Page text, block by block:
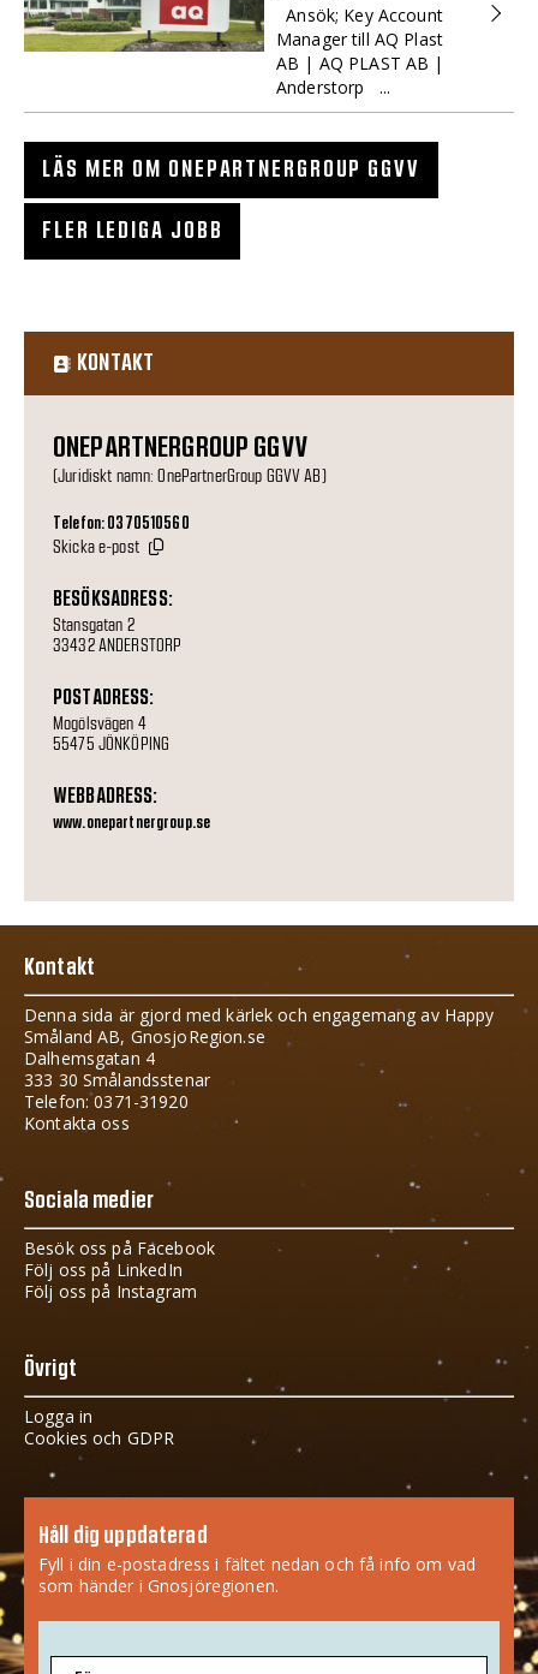
Ansök; Key Account
Manager till AQ Plast
AB | AQ PLAST AB |
Anderstorp ...
LÄS MER OM ONEPARTNERGROUP GGVV
FLER LEDIGA JOBB
KONTAKT
ONEPARTNERGROUP GGVV
(Juridiskt namn: OnePartnerGroup GGVV AB)
Telefon: 0370510560
Skicka e-post
BESÖKSADRESS:
Stansgatan 2
33432 ANDERSTORP
POSTADRESS:
Mogölsvägen 4
55475 JÖNKÖPING
WEBBADRESS:
www.onepartnergroup.se
Kontakt
Denna sida är gjord med kärlek och engagemang av Happy
Småland AB, GnosjoRegion.se
Dalhemsgatan 4
333 30 Smålandsstenar
Telefon: 0371-31920
Kontakta oss
Sociala medier
Besök oss på Facebook
Följ oss på LinkedIn
Följ oss på Instagram
Övrigt
Logga in
Cookies och GDPR
Håll dig uppdaterad
Fyll i din e-postadress i fältet nedan och få info om vad
som händer i Gnosjöregionen.